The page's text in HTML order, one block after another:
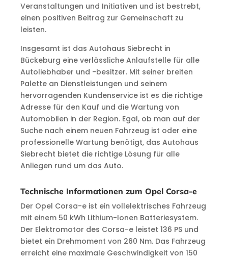
Veranstaltungen und Initiativen und ist bestrebt,
einen positiven Beitrag zur Gemeinschaft zu
leisten.
Insgesamt ist das Autohaus Siebrecht in
Bückeburg eine verlässliche Anlaufstelle für alle
Autoliebhaber und -besitzer. Mit seiner breiten
Palette an Dienstleistungen und seinem
hervorragenden Kundenservice ist es die richtige
Adresse für den Kauf und die Wartung von
Automobilen in der Region. Egal, ob man auf der
Suche nach einem neuen Fahrzeug ist oder eine
professionelle Wartung benötigt, das Autohaus
Siebrecht bietet die richtige Lösung für alle
Anliegen rund um das Auto.
Technische Informationen zum Opel Corsa-e
Der Opel Corsa-e ist ein vollelektrisches Fahrzeug
mit einem 50 kWh Lithium-Ionen Batteriesystem.
Der Elektromotor des Corsa-e leistet 136 PS und
bietet ein Drehmoment von 260 Nm. Das Fahrzeug
erreicht eine maximale Geschwindigkeit von 150